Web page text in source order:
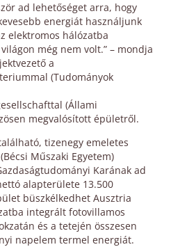
ad lehetőséget arra, hogy
energiát használjunk
elektromos hálózatba
még nem volt.” – mondja
a
(Tudományok
(Állami
megvalósított épületről.
tizenegy emeletes
Műszaki Egyetem)
Karának ad
alapterülete 13.500
büszkélkedhet Ausztria
integrált fotovillamos
és a tetején összesen
napelem termel energiát.